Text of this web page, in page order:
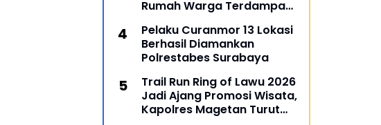
Rumah Warga Terdampak
Pelaku Curanmor 13 Lokasi
Berhasil Diamankan
Polrestabes Surabaya
Trail Run Ring of Lawu 2026
Jadi Ajang Promosi Wisata,
Kapolres Magetan Turut